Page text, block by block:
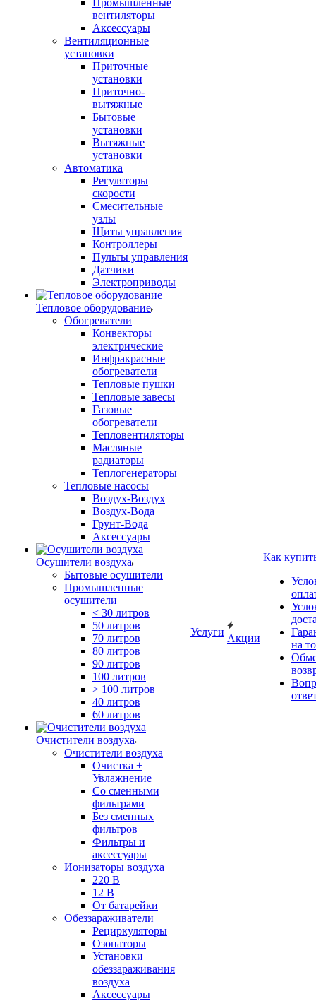
Промышленные
вентиляторы
Аксессуары
Вентиляционные
установки
Приточные
установки
Приточно-
вытяжные
Бытовые
установки
Вытяжные
установки
Автоматика
Регуляторы
скорости
Смесительные
узлы
Щиты управления
Контроллеры
Пульты управления
Датчики
Электроприводы
Тепловое оборудование
Обогреватели
Конвекторы
электрические
Инфракрасные
обогреватели
Тепловые пушки
Тепловые завесы
Газовые
обогреватели
Тепловентиляторы
Масляные
радиаторы
Теплогенераторы
Тепловые насосы
Воздух-Воздух
Воздух-Вода
Грунт-Вода
Аксессуары
Осушители воздуха
Бытовые осушители
Промышленные
осушители
< 30 литров
50 литров
70 литров
80 литров
90 литров
100 литров
> 100 литров
40 литров
60 литров
Очистители воздуха
Очистители воздуха
Очистка +
Увлажнение
Cо сменными
фильтрами
Без сменных
фильтров
Фильтры и
аксессуары
Ионизаторы воздуха
220 В
12 В
От батарейки
Обеззараживатели
Рециркуляторы
Озонаторы
Установки
обеззараживания
воздуха
Аксессуары
Услуги
Акции
Как
на